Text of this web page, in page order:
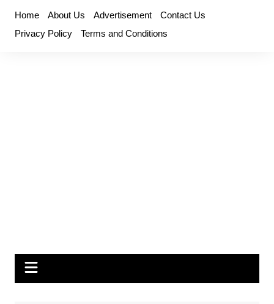
content
Home About Us Advertisement
Contact Us
Privacy Policy
Terms and Conditions